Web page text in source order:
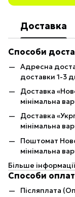
Доставка
Способи
Адресна
доставки 1-3
Доставка
мінімальна
Доставка
мінімальна
Поштомат
мінімальна
Більше
Способи
Післяплата